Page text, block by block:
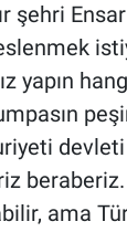
şehri
yapın
beraberiz.
ama